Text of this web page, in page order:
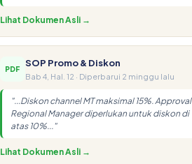
Lihat Dokumen Asli →
PDF
SOP Promo & Diskon
Bab 4, Hal. 12 · Diperbarui 2 minggu lalu
"...Diskon channel MT maksimal 15%. Approval
Regional Manager diperlukan untuk diskon di
atas 10%..."
Lihat Dokumen Asli →